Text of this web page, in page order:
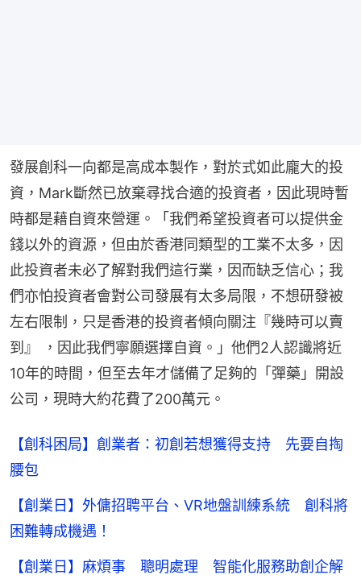
發展創科一向都是高成本製作，對於式如此龐大的投
資，Mark斷然已放棄尋找合適的投資者，因此現時暫
時都是藉自資來營運。「我們希望投資者可以提供金
錢以外的資源，但由於香港同類型的工業不太多，因
此投資者未必了解對我們這行業，因而缺乏信心；我
們亦怕投資者會對公司發展有太多局限，不想研發被
左右限制，只是香港的投資者傾向關注『幾時可以賣
到』 ，因此我們寧願選擇自資。」他們2人認識將近
10年的時間，但至去年才儲備了足夠的「彈藥」開設
公司，現時大約花費了200萬元。
【創科困局】創業者：初創若想獲得支持 先要自掏
腰包
【創業日】外傭招聘平台、VR地盤訓練系統 創科將
困難轉成機遇！
【創業日】麻煩事 聰明處理 智能化服務助創企解